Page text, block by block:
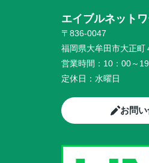
エイブルネッ
〒836-0047
福岡県大牟田市大正町
営業時間： 10：00～
定休日： 水曜日
お問